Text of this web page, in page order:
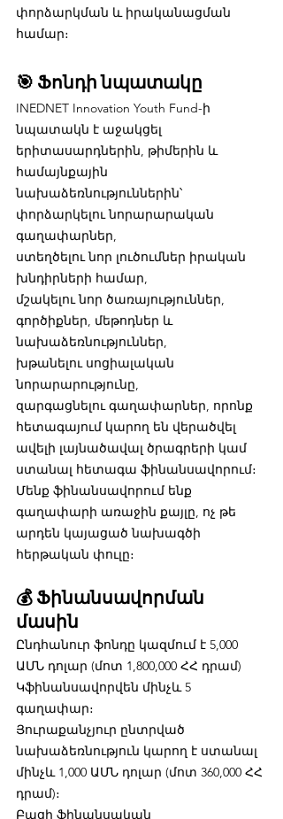
փորձարկման և իրականացման
համար։
🎯 Ֆոնդի նպատակը
INEDNET Innovation Youth Fund-ի
նպատակն է աջակցել
երիտասարդներին, թիմերին և
համայնքային
նախաձեռնություններին՝
փորձարկելու նորարարական
գաղափարներ,
ստեղծելու նոր լուծումներ իրական
խնդիրների համար,
մշակելու նոր ծառայություններ,
գործիքներ, մեթոդներ և
նախաձեռնություններ,
խթանելու սոցիալական
նորարարությունը,
զարգացնելու գաղափարներ, որոնք
հետագայում կարող են վերածվել
ավելի լայնածավալ ծրագրերի կամ
ստանալ հետագա ֆինանսավորում։
Մենք ֆինանսավորում ենք
գաղափարի առաջին քայլը, ոչ թե
արդեն կայացած նախագծի
հերթական փուլը։
💰 Ֆինանսավորման
մասին
Ընդհանուր ֆոնդը կազմում է 5,000
ԱՄՆ դոլար (մոտ 1,800,000 ՀՀ դրամ)
Կֆինանսավորվեն մինչև 5
գաղափար։
Յուրաքանչյուր ընտրված
նախաձեռնություն կարող է ստանալ
մինչև 1,000 ԱՄՆ դոլար (մոտ 360,000 ՀՀ
դրամ)։
Բացի ֆինանսական